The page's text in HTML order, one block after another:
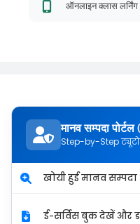
ऑनलाइन क्लास
मानव सम्पदा
Step-by-Step
खोयी हुई मानव सम्पदा
ई-सर्विस बुक देखें और